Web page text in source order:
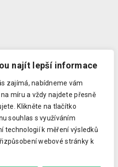
najít lepší informace
zajímá, nabídneme vám
míru a vždy najdete přesně
Klikněte na tlačítko
souhlas s využíváním
technologií k měření výsledků
webové stránky k